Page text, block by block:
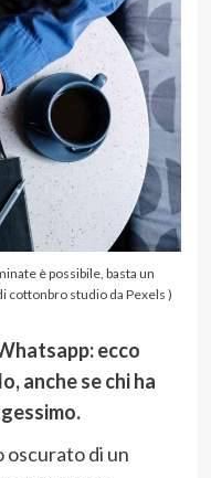
è possibile, basta un
cottonbro studio da Pexels )
ecco
anche se chi ha
oscurato di un